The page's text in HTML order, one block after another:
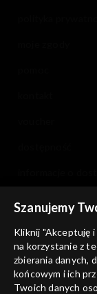
Szanujemy
Kliknij "Akceptuję i
na korzystanie z
zbierania danych,
końcowym i ich
Twoich danych